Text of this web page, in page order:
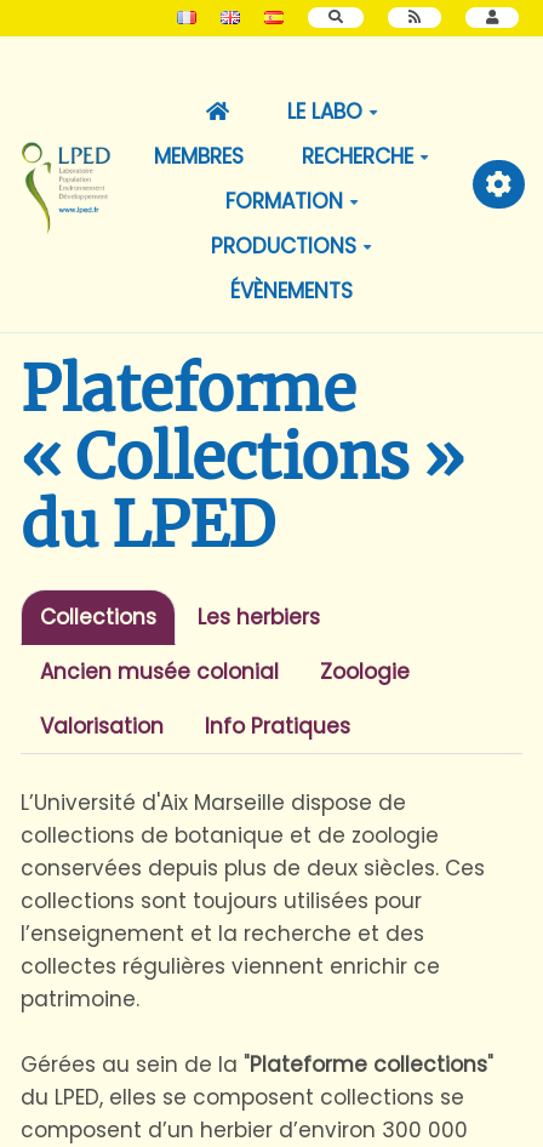
RECHERCHER
LE LABO
MEMBRES
RECHERCHE
FORMATION
PRODUCTIONS
ÉVÈNEMENTS
Plateforme
« Collections »
du LPED
Collections
Les herbiers
Ancien musée colonial
Zoologie
Valorisation
Info Pratiques
L’Université d'Aix Marseille dispose de
collections de botanique et de zoologie
conservées depuis plus de deux siècles. Ces
collections sont toujours utilisées pour
l’enseignement et la recherche et des
collectes régulières viennent enrichir ce
patrimoine.
Gérées au sein de la "Plateforme collections"
du LPED, elles se composent collections se
composent d’un herbier d’environ 300 000